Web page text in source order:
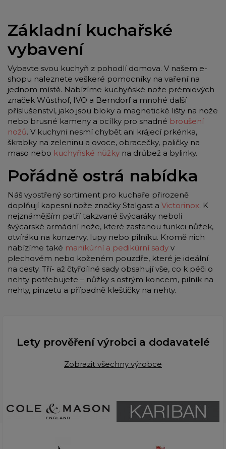
Základní kuchařské
vybavení
Vybavte svou kuchyň z pohodlí domova. V našem e-
shopu naleznete veškeré pomocníky na vaření na
jednom místě. Nabízíme kuchyňské nože prémiových
značek Wüsthof, IVO a Berndorf a mnohé další
příslušenství, jako jsou bloky a magnetické lišty na nože
nebo brusné kameny a ocílky pro snadné broušení
nožů. V kuchyni nesmí chybět ani krájecí prkénka,
škrabky na zeleninu a ovoce, obracečky, paličky na
maso nebo kuchyňské nůžky na drůbež a bylinky.
Pořádně ostrá nabídka
Náš vyostřený sortiment pro kuchaře přirozeně
doplňují kapesní nože značky Stalgast a Victorinox. K
nejznámějším patří takzvané švýcaráky neboli
švýcarské armádní nože, které zastanou funkci nůžek,
otvíráku na konzervy, lupy nebo pilníku. Kromě nich
nabízíme také manikúrní a pedikúrní sady v
plechovém nebo koženém pouzdře, které je ideální
na cesty. Tří- až čtyřdílné sady obsahují vše, co k péči o
nehty potřebujete – nůžky s ostrým koncem, pilník na
nehty, pinzetu a případně kleštičky na nehty.
Lety prověření výrobci a dodavatelé
Zobrazit všechny výrobce